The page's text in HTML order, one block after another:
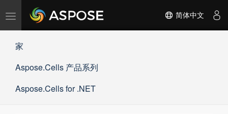
切
航
简体中文
家
Aspose.Cells 产品系列
Aspose.Cells for .NET